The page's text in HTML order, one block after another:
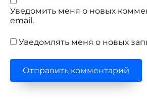
Уведомить меня о новых
email.
Уведомлять меня о новых